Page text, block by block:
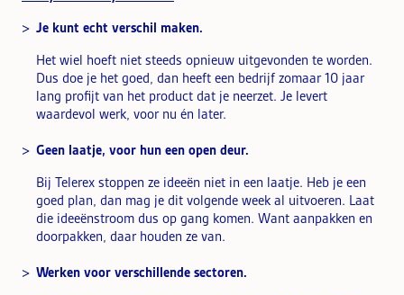
Je kunt echt verschil maken.
Het wiel hoeft niet steeds opnieuw uitgevonden te worden.
Dus doe je het goed, dan heeft een bedrijf zomaar 10 jaar
lang profijt van het product dat je neerzet. Je levert
waardevol werk, voor nu én later.
Geen laatje, voor hun een open deur.
Bij Telerex stoppen ze ideeën niet in een laatje. Heb je een
goed plan, dan mag je dit volgende week al uitvoeren. Laat
die ideeënstroom dus op gang komen. Want aanpakken en
doorpakken, daar houden ze van.
Werken voor verschillende sectoren.